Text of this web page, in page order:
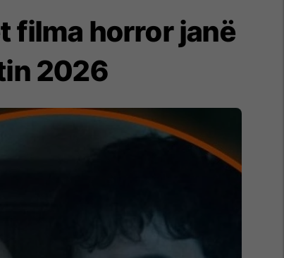
filma horror janë
2026